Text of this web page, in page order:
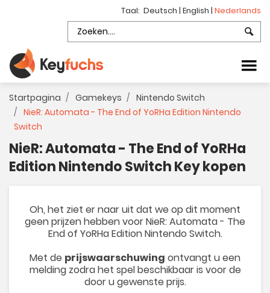
Taal: Deutsch | English | Nederlands
Startpagina Gamekeys
Nintendo Switch
NieR: Automata - The End of YoRHa Edition Nintendo
Switch
NieR: Automata - The End of YoRHa
Edition Nintendo Switch Key kopen
Oh, het ziet er naar uit dat we op dit moment
geen prijzen hebben voor NieR: Automata - The
End of YoRHa Edition Nintendo Switch.
Met de prijswaarschuwing ontvangt u een
melding zodra het spel beschikbaar is voor de
door u gewenste prijs.